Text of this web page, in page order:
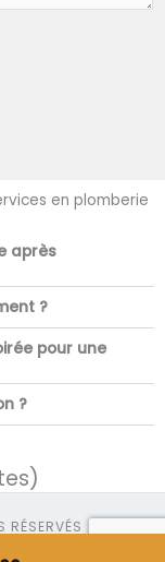
en plomberie
après
?
pour une
?